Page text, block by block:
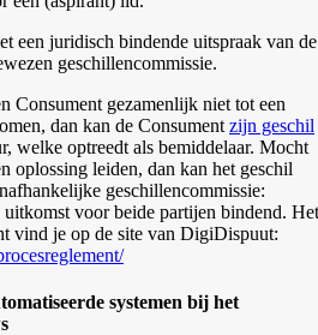
een juridisch bindende uitspraak van de
geschillencommissie.
Consument gezamenlijk niet tot een
dan kan de Consument zijn geschil
welke optreedt als bemiddelaar. Mocht
oplossing leiden, dan kan het geschil
geschillencommissie:
uitkomst voor beide partijen bindend. Het
vind je op de site van DigiDispuut:
systemen bij het